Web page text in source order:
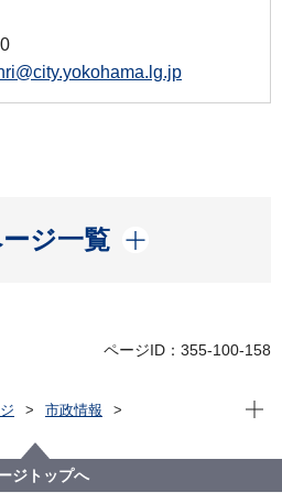
ジ一覧
開く
ページID：355-100-158
市政情報
現在
ジトップへ